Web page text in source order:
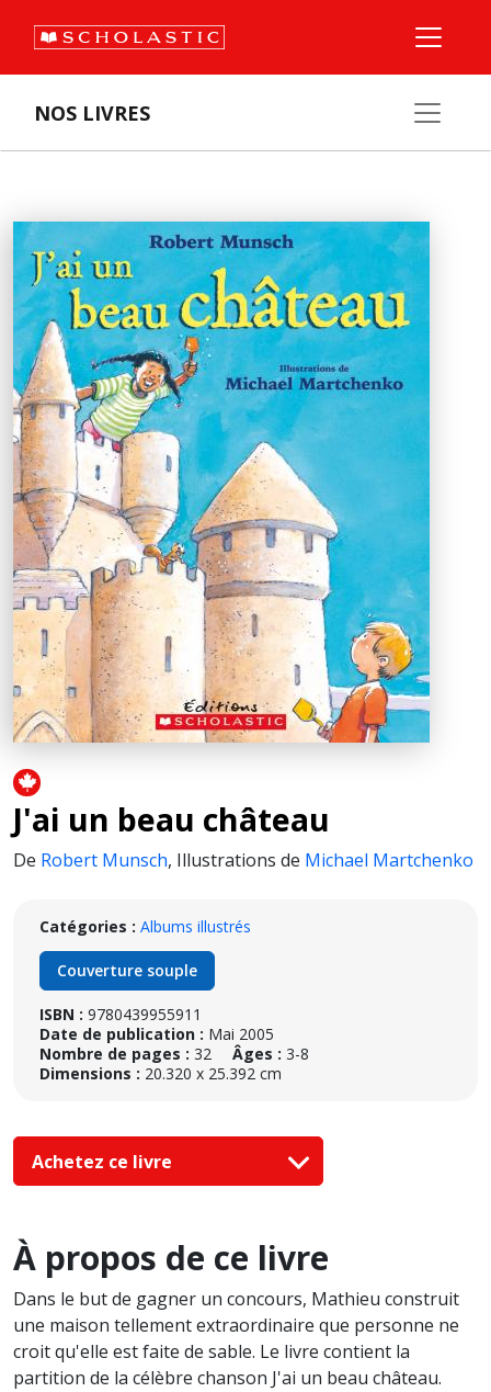
NOS LIVRES
J'ai un beau château
De Robert Munsch, Illustrations de Michael Martchenko
Catégories : Albums illustrés
Couverture souple
ISBN : 9780439955911
Date de publication : Mai 2005
Nombre de pages : 32 Âges : 3-8
Dimensions : 20.320 x 25.392 cm
Achetez ce livre
À propos de ce livre
Dans le but de gagner un concours, Mathieu construit
une maison tellement extraordinaire que personne ne
croit qu'elle est faite de sable. Le livre contient la
partition de la célèbre chanson J'ai un beau château.